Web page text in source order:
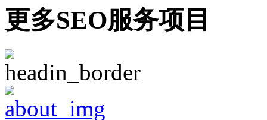
更多SEO服务项目